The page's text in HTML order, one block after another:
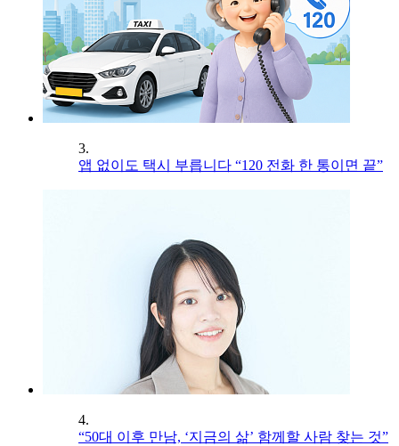
3.
앱 없이도 택시 부릅니다 “120 전화 한 통이면 끝”
4.
“50대 이후 만남, ‘지금의 삶’ 함께할 사람 찾는 것”